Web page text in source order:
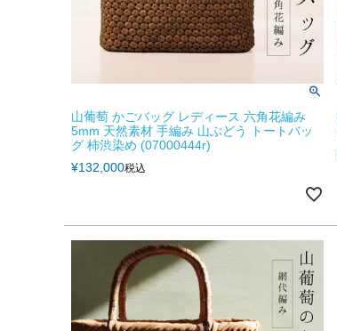
山葡萄 かごバッグ レディース 六角花編み
5mm 天然素材 手編み 山ぶどう トートバッ
グ 柿渋染め (07000444r)
¥132,000税込